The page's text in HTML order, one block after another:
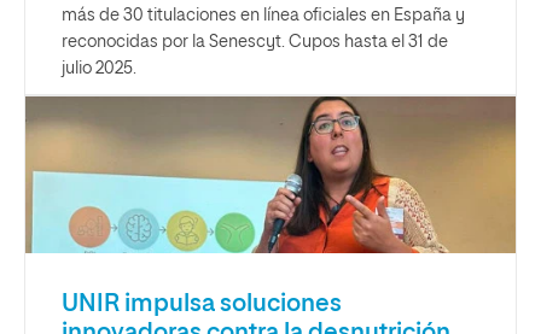
más de 30 titulaciones en línea oficiales en España y
reconocidas por la Senescyt. Cupos hasta el 31 de
julio 2025.
UNIR impulsa soluciones